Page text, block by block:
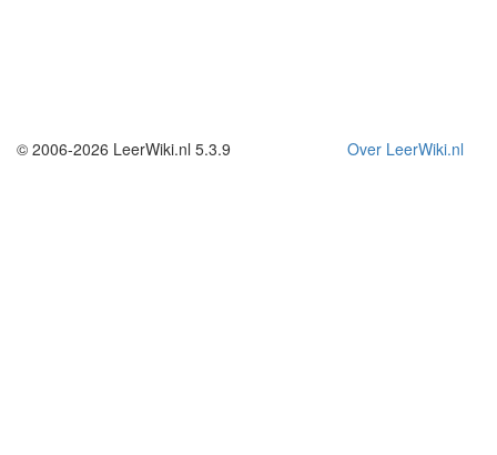
Over LeerWiki.nl
© 2006-2026 LeerWiki.nl 5.3.9